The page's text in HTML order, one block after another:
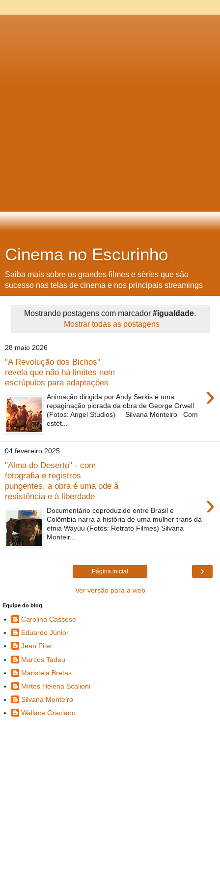
Cinema no Escurinho
Saiba mais sobre os grandes filmes e séries que são
sucesso nas telas de cinema e nos principais streamings
Mostrando postagens com marcador #igualdade.
Mostrar todas as postagens
28 maio 2026
"A Revolução dos Bichos"
revela que não há limites nem
escrúpulos para adaptações
›
Animação dirigida por Andy Serkis é uma
repaginação piorada da obra de George Orwell
(Fotos: Angel Studios) Silvana Monteiro Com
estét...
04 fevereiro 2025
"Alma do Deserto" - com
fotografia e registros
pungentes, a obra é uma ode à
resistência e à liberdade
›
Documentário coproduzido entre Brasil e
Colômbia narra a história de uma mulher trans da
etnia Wayúu (Fotos: Retrato Filmes) Silvana
Monteir...
›
Página inicial
Ver versão para a web
Equipe do blog
Carolina Cassese
Eduardo Júnior
Jean Piter
Marcos Tadeu
Maristela Bretas
Mirtes Helena Scalioni
Silvana Monteiro
Wallace Graciano